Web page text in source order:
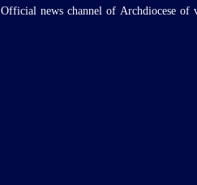
Official news channel of Archdiocese of